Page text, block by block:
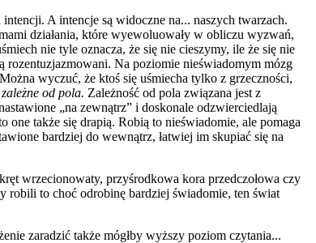
A intencje są widoczne na... naszych twarzach.
działania, które wyewoluowały w obliczu wyzwań,
nie tyle oznacza, że się nie cieszymy, ile że się nie
rozentuzjazmowani. Na poziomie nieświadomym mózg
wyczuć, że ktoś się uśmiecha tylko z grzeczności,
zależne od pola. Zależność od pola związana jest z
„na zewnątrz” i doskonale odzwierciedlają
także się drapią. Robią to nieświadomie, ale pomaga
bardziej do wewnątrz, łatwiej im skupiać się na
wrzecionowaty, przyśrodkowa kora przedczołowa czy
robili to choć odrobinę bardziej świadomie, ten świat
zaradzić także mógłby wyższy poziom czytania...